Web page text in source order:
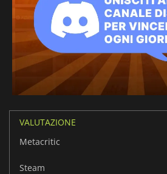
VALUTAZIONE
Metacritic
Steam